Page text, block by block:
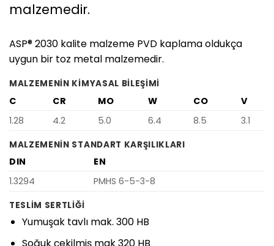
malzemedir.
ASP® 2030 kalite malzeme PVD kaplama oldukça
uygun bir toz metal malzemedir.
MALZEMENIN KIMYASAL BILEŞIMI
C CR MO W CO
V
1.28
4.2 5.0 6.4 8.5 3.1
MALZEMENIN STANDART KARŞILIKLARI
DIN
EN
1.3294
PMHS 6-5-3-8
TESLIM SERTLIĞI
Yumuşak tavlı mak. 300 HB
Soğuk çekilmiş mak 320 HB